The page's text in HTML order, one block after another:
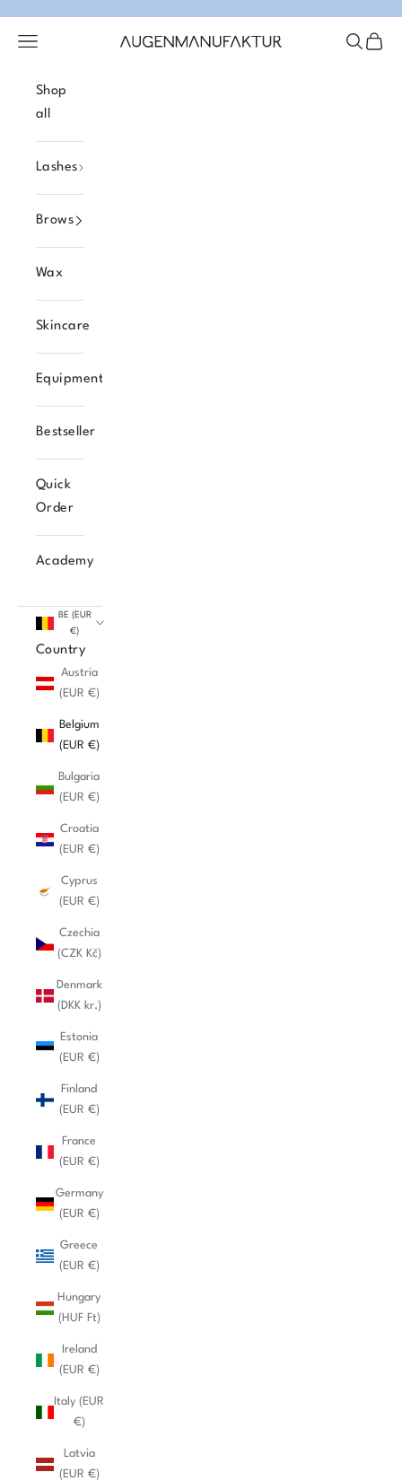
Augenmanufaktur
Open navigation menu Open
Shop
all
Lashes
Brows
Wax
Skincare
Equipment
Bestseller
Quick
Order
Academy
BE (EUR
€)
Country
Austria
(EUR €)
Belgium
(EUR €)
Bulgaria
(EUR €)
Croatia
(EUR €)
Cyprus
(EUR €)
Czechia
(CZK Kč)
Denmark
(DKK kr.)
Estonia
(EUR €)
Finland
(EUR €)
France
(EUR €)
Germany
(EUR €)
Greece
(EUR €)
Hungary
(HUF Ft)
Ireland
(EUR €)
Italy (EUR
€)
Latvia
(EUR €)